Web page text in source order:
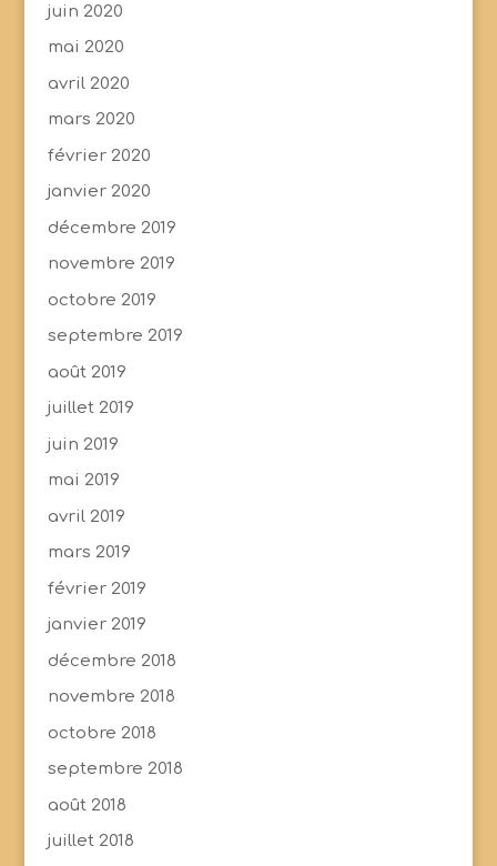
juin 2020
mai 2020
avril 2020
mars 2020
février 2020
janvier 2020
décembre 2019
novembre 2019
octobre 2019
septembre 2019
août 2019
juillet 2019
juin 2019
mai 2019
avril 2019
mars 2019
février 2019
janvier 2019
décembre 2018
novembre 2018
octobre 2018
septembre 2018
août 2018
juillet 2018